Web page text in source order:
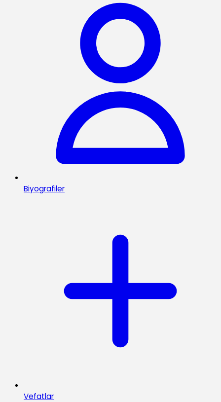
Biyografiler
Vefatlar